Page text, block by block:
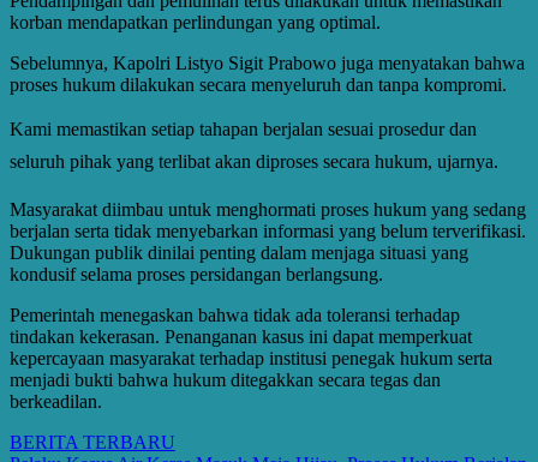
korban mendapatkan perlindungan yang optimal.
Sebelumnya, Kapolri Listyo Sigit Prabowo juga menyatakan bahwa
proses hukum dilakukan secara menyeluruh dan tanpa kompromi.
Kami memastikan setiap tahapan berjalan sesuai prosedur dan
seluruh pihak yang terlibat akan diproses secara hukum, ujarnya.
Masyarakat diimbau untuk menghormati proses hukum yang sedang
berjalan serta tidak menyebarkan informasi yang belum terverifikasi.
Dukungan publik dinilai penting dalam menjaga situasi yang
kondusif selama proses persidangan berlangsung.
Pemerintah menegaskan bahwa tidak ada toleransi terhadap
tindakan kekerasan. Penanganan kasus ini dapat memperkuat
kepercayaan masyarakat terhadap institusi penegak hukum serta
menjadi bukti bahwa hukum ditegakkan secara tegas dan
berkeadilan.
BERITA TERBARU